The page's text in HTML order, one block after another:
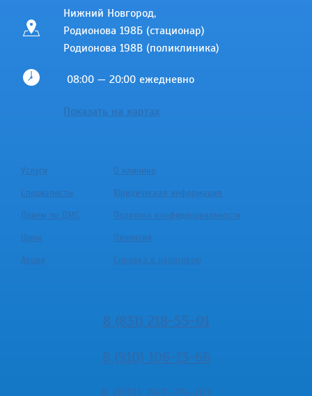
Нижний Новгород,
Родионова 198Б (стационар)
Родионова 198В (поликлиника)
08:00 — 20:00 ежедневно
Показать на картах
Услуги
О клинике
Специалисты
Юридическая информация
Приём по ДМС
Политика конфиденциальности
Цены
Лицензия
Акции
Справка в налоговую
8 (831) 218-55-01
8 (910) 106-13-66